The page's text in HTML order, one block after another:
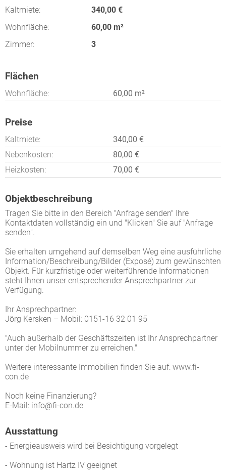
Kaltmiete:
340,00 €
Wohnfläche:
60,00 m²
Zimmer:
3
Flächen
Wohnfläche: 60,00 m²
Preise
Kaltmiete:
340,00 €
Nebenkosten:
80,00 €
Heizkosten:
70,00 €
Objektbeschreibung
Tragen Sie bitte in den Bereich "Anfrage senden" Ihre
Kontaktdaten vollständig ein und "Klicken" Sie auf "Anfrage
senden".
Sie erhalten umgehend auf demselben Weg eine ausführliche
Information/Beschreibung/Bilder (Exposé) zum gewünschten
Objekt. Für kurzfristige oder weiterführende Informationen
steht Ihnen unser entsprechender Ansprechpartner zur
Verfügung.
Ihr Ansprechpartner:
Jörg Kersken – Mobil: 0151-16 32 01 95
"Auch außerhalb der Geschäftszeiten ist Ihr Ansprechpartner
unter der Mobilnummer zu erreichen."
Weitere interessante Immobilien finden Sie auf: www.fi-
con.de
Noch keine Finanzierung?
E-Mail: info@fi-con.de
Ausstattung
- Energieausweis wird bei Besichtigung vorgelegt
- Wohnung ist Hartz IV geeignet